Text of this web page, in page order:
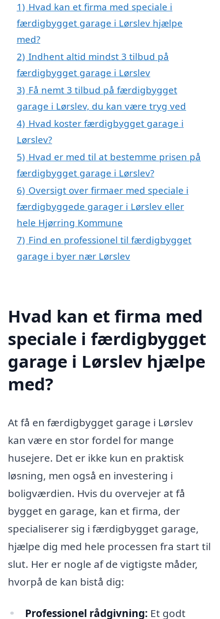
1) Hvad kan et firma med speciale i
færdigbygget garage i Lørslev hjælpe
med?
2) Indhent altid mindst 3 tilbud på
færdigbygget garage i Lørslev
3) Få nemt 3 tilbud på færdigbygget
garage i Lørslev, du kan være tryg ved
4) Hvad koster færdigbygget garage i
Lørslev?
5) Hvad er med til at bestemme prisen på
færdigbygget garage i Lørslev?
6) Oversigt over firmaer med speciale i
færdigbyggede garager i Lørslev eller
hele Hjørring Kommune
7) Find en professionel til færdigbygget
garage i byer nær Lørslev
Hvad kan et firma med
speciale i færdigbygget
garage i Lørslev hjælpe
med?
At få en færdigbygget garage i Lørslev
kan være en stor fordel for mange
husejere. Det er ikke kun en praktisk
løsning, men også en investering i
boligværdien. Hvis du overvejer at få
bygget en garage, kan et firma, der
specialiserer sig i færdigbygget garage,
hjælpe dig med hele processen fra start til
slut. Her er nogle af de vigtigste måder,
hvorpå de kan bistå dig:
Professionel rådgivning: Et godt